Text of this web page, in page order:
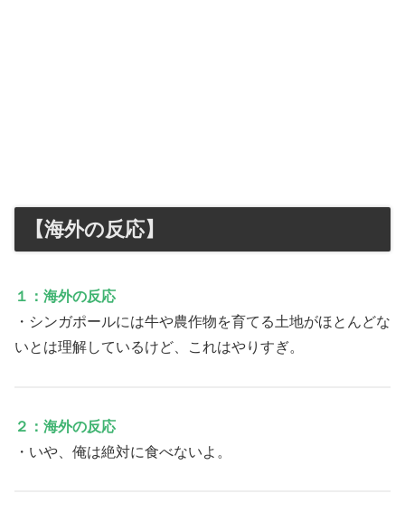
【海外の反応】
１：海外の反応
・シンガポールには牛や農作物を育てる土地がほとんどな
いとは理解しているけど、これはやりすぎ。
２：海外の反応
・いや、俺は絶対に食べないよ。